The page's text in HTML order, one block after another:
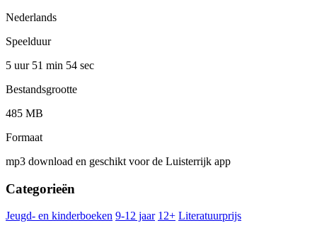
Nederlands
Speelduur
5 uur 51 min 54 sec
Bestandsgrootte
485 MB
Formaat
mp3 download en geschikt voor de Luisterrijk app
Categorieën
Jeugd- en kinderboeken 9-12 jaar 12+ Literatuurprijs